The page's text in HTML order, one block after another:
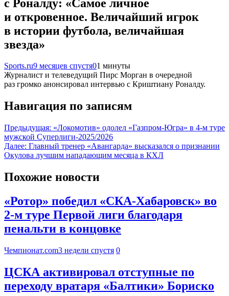
с Роналду: «Самое личное
и откровенное. Величайший игрок
в истории футбола, величайшая
звезда»
Sports.ru9 месяцев спустя01 минуты
Журналист и телеведущий Пирс Морган в очередной
раз громко анонсировал интервью с Криштиану Роналду.
Навигация по записям
Предыдущая: «Локомотив» одолел «Газпром-Югра» в 4-м туре
мужской Суперлиги-2025/2026
Далее: Главный тренер «Авангарда» высказался о признании
Окулова лучшим нападающим месяца в КХЛ
Похожие новости
«Ротор» победил «СКА-Хабаровск» во
2-м туре Первой лиги благодаря
пенальти в концовке
Чемпионат.com3 недели спустя 0
ЦСКА активировал отступные по
переходу вратаря «Балтики» Бориско